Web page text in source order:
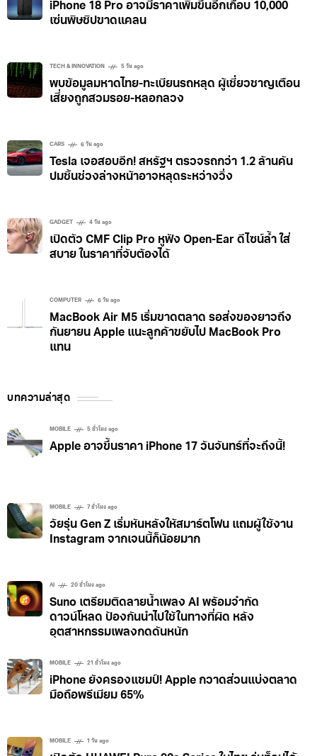
Apple เชื่อว่าเทคโนโลยีพื้นฐานนี้สามารถนำไปใช้กับหุ่น
ว่าสามารถแก้ปัญหาที่แต่ละคนมีได้
iPhone 18 Pro อาจมีราคาเพิ่มขึ้นอีกเกือบ 10,000
เซ่นพิษชิปขาดแคลน
TECH & INNOVATION 5 วัน ago
พบข้อมูลมหาดไทย-ทะเบียนรถหลุด ผู้เชี่ยวชาญเตือน
เสี่ยงถูกสวมรอย-หลอกลวง
CARS 6 วัน ago
Tesla เจอสอบอีก! สหรัฐฯ ตรวจรถกว่า 1.2 ล้านคัน
ปมชิ้นช่วงล่างหน้าอาจหลุดระหว่างวิ่ง
GADGET 4 วัน ago
เปิดตัว CMF Clip Pro หูฟัง Open-Ear ดีไซน์ล้ำ ใส่
สบาย ในราคาที่จับต้องได้
COMPUTER 6 วัน ago
MacBook Air M5 เริ่มขาดตลาด รอส่งของยาวถึง
กันยายน Apple แนะลูกค้าขยับไป MacBook Pro
แทน
บทความล่าสุด
MOBILE 5 ชั่วโมง ago
Apple อาจขึ้นราคา iPhone 17 วันจันทร์ที่จะถึงนี้!
MOBILE 7 ชั่วโมง ago
วัยรุ่น Gen Z เริ่มหันหลังให้สมาร์ตโฟน แถมผู้ใช้งาน
Instagram จากเจนนี้ก็น้อยมาก
AI 20 ชั่วโมง ago
Suno เตรียมติดลายน้ำเพลง AI พร้อมจำกัด
ดาวน์โหลด ป้องกันนำไปใช้ในทางที่ผิด หลัง
อุตสาหกรรมเพลงกดดันหนัก
MOBILE 21 ชั่วโมง ago
iPhone ยังครองแชมป์! Apple กวาดส่วนแบ่งตลาด
มือถือพรีเมียม 65%
MOBILE 1 วัน ago